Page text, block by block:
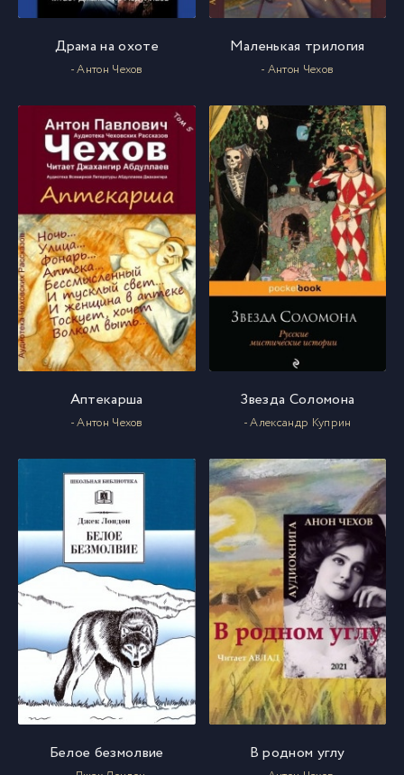
Драма на охоте
- Антон Чехов
Маленькая трилогия
- Антон Чехов
Аптекарша
- Антон Чехов
Звезда Соломона
- Александр Куприн
Белое безмолвие В родном углу